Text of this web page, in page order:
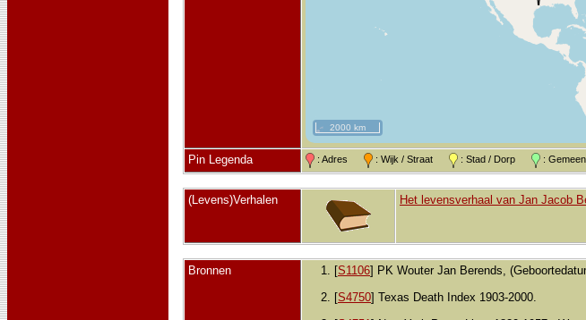
2000 km
Pin Legenda : Adres : Wijk / Straat : Stad / Dorp :
(Levens)Verhalen Het levensverhaal van Jan Jacob
Bronnen [S1106] PK Wouter Jan Berends,
[S4750] Texas Death Index 1903-2000.